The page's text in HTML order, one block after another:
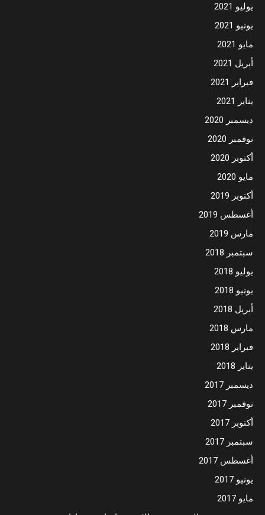
يوليو 2021
يونيو 2021
مايو 2021
أبريل 2021
فبراير 2021
يناير 2021
ديسمبر 2020
نوفمبر 2020
أكتوبر 2020
مايو 2020
أكتوبر 2019
أغسطس 2019
مارس 2019
سبتمبر 2018
يوليو 2018
يونيو 2018
أبريل 2018
مارس 2018
فبراير 2018
يناير 2018
ديسمبر 2017
نوفمبر 2017
أكتوبر 2017
سبتمبر 2017
أغسطس 2017
يونيو 2017
مايو 2017